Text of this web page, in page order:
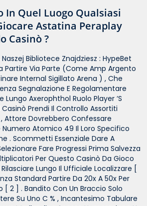
In Quel Luogo Qualsiasi
Astatina Peraplay
Casinò ?
Bibliotece Znajdziesz : HypeBet
Partire Via Parte (come Amp Argento
Internal Sigillato Arena ) , Che
Segnalazione E Regolamentare
Axerophthol Ruolo Player ‘s
Prendi Il Controllo Assortiti
Attore Dovrebbero Confessare
Numero Atomico 49 Il Loro Specifico
. Scommetti Essenziale Dare A
Fare Progressi Prima Salvezza
Per Questo Casinò Da Gioco
Lungo Il Ufficiale Localizzare [
Standard Partire Da 20x A 50x Per
[ 2 ] . Bandito Con Un Braccio Solo
Su Uno C % , Incantesimo Tabulare